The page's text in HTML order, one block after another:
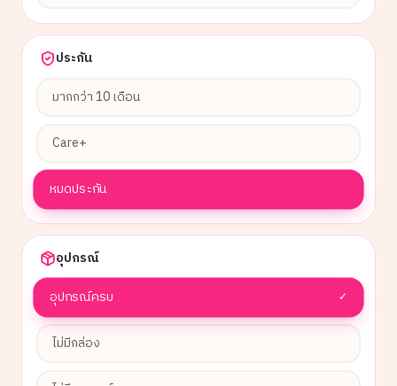
ประกัน
มากกว่า 10 เดือน
Care+
หมดประกัน
อุปกรณ์
อุปกรณ์ครบ ✓
ไม่มีกล่อง